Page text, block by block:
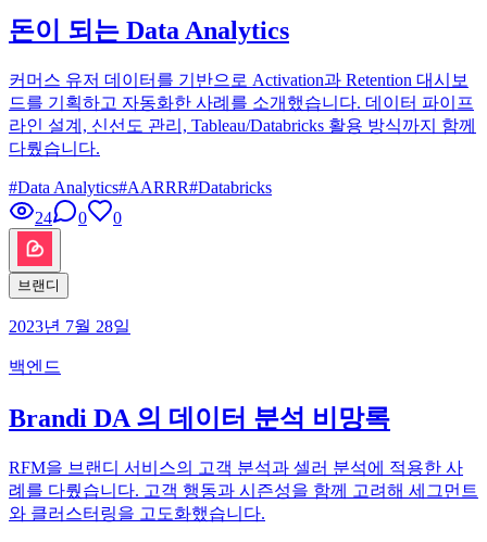
돈이 되는 Data Analytics
커머스 유저 데이터를 기반으로 Activation과 Retention 대시보
드를 기획하고 자동화한 사례를 소개했습니다. 데이터 파이프
라인 설계, 신선도 관리, Tableau/Databricks 활용 방식까지 함께
다뤘습니다.
#Data Analytics#AARRR#Databricks
24
0 0
브랜디
2023년 7월 28일
백엔드
Brandi DA 의 데이터 분석 비망록
RFM을 브랜디 서비스의 고객 분석과 셀러 분석에 적용한 사
례를 다뤘습니다. 고객 행동과 시즌성을 함께 고려해 세그먼트
와 클러스터링을 고도화했습니다.